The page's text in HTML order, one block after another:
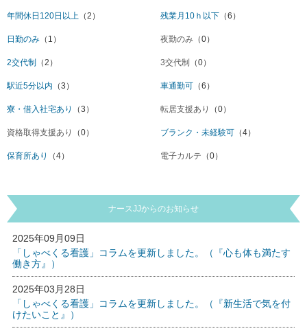
年間休日120日以上 （2） 残業月10ｈ以下 （6）
日勤のみ （1） 夜勤のみ （0）
2交代制 （2） 3交代制 （0）
駅近5分以内 （3） 車通勤可 （6）
寮・借入社宅あり （3） 転居支援あり （0）
資格取得支援あり （0） ブランク・未経験可 （4）
保育所あり （4） 電子カルテ （0）
ナースJJからのお知らせ
2025年09月09日
「しゃべくる看護」コラムを更新しました。（『心も体も満たす
働き方』）
2025年03月28日
「しゃべくる看護」コラムを更新しました。（『新生活で気を付
けたいこと』）